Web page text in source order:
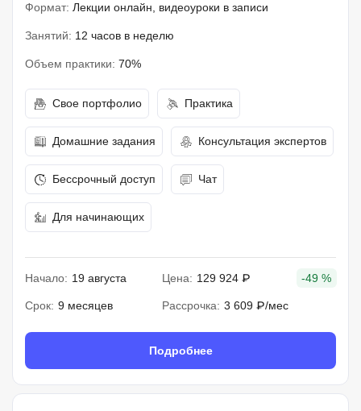
Формат: Лекции онлайн, видеоуроки в записи
Занятий: 12 часов в неделю
Объем практики: 70%
Свое портфолио Практика
Домашние задания Консультация экспертов
Бессрочный доступ Чат
Для начинающих
Начало: 19 августа Цена: 129 924 ₽ -49 %
Срок: 9 месяцев Рассрочка: 3 609 ₽/мес
Подробнее